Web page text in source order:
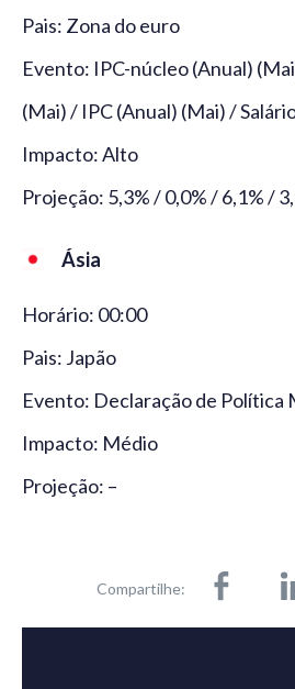
Pais: Zona do euro
Evento: IPC-núcleo (Anual)
(Mai) / IPC (Anual) (Mai) /
Impacto: Alto
Projeção: 5,3% / 0,0% / 6,1% /
Ásia
Horário: 00:00
Pais: Japão
Evento: Declaração de Política
Impacto: Médio
Projeção: –
Compartilhe: